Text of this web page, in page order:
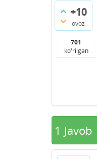
+10
ovoz
701
ko'rilgan
1 Javob